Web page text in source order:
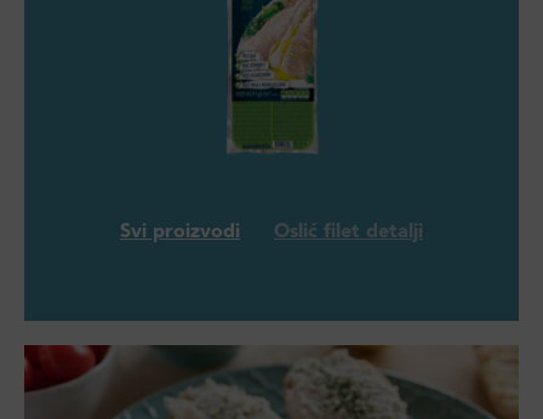
Svi proizvodi Oslić filet detalji